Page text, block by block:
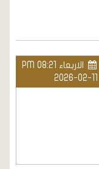
الاربعاء PM 08:21
2026-02-11